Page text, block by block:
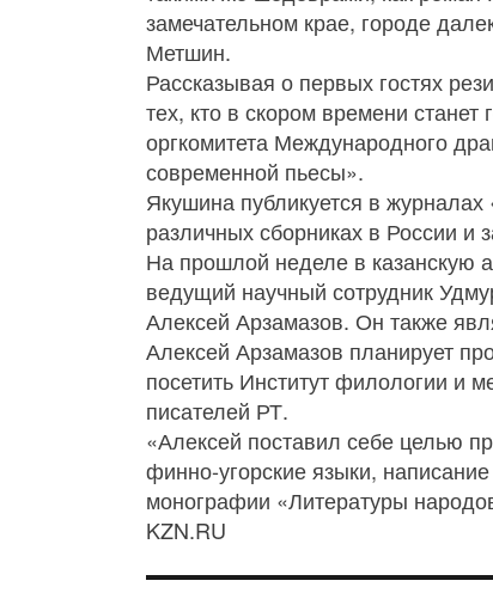
замечательном крае, городе
Метшин.
Рассказывая о первых гостях
тех, кто в скором времени
оргкомитета Международного
современной пьесы».
Якушина публикуется в
различных сборниках в России и
На прошлой неделе в казанскую
ведущий научный сотрудник
Алексей Арзамазов. Он также
Алексей Арзамазов планирует
посетить Институт филологии и
писателей РТ.
«Алексей поставил себе целью
финно-угорские языки,
монографии «Литературы
KZN.RU